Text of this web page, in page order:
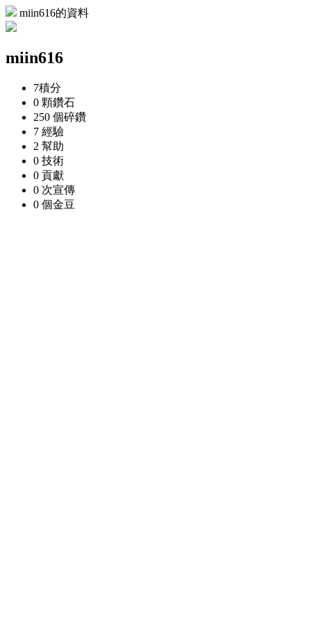
miin616的資料
miin616
7積分
0 顆鑽石
250 個碎鑽
7 經驗
2 幫助
0 技術
0 貢獻
0 次宣傳
0 個金豆